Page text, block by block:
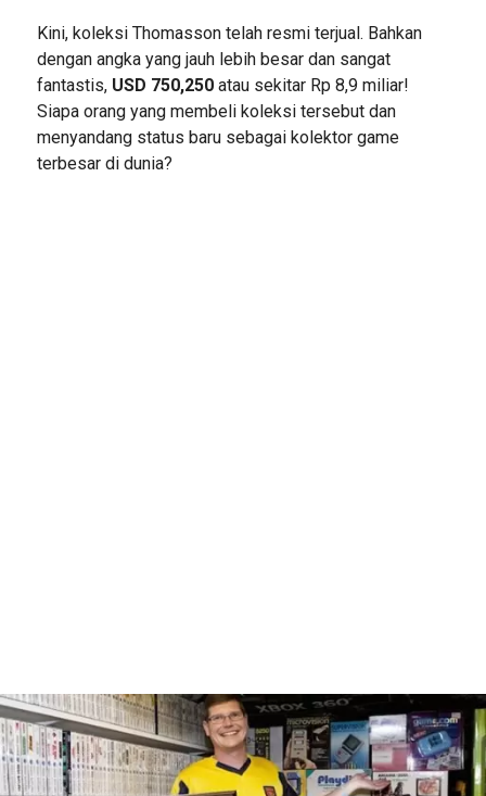
Kini, koleksi Thomasson telah resmi terjual. Bahkan
dengan angka yang jauh lebih besar dan sangat
fantastis, USD 750,250atau sekitar Rp 8,9 miliar!
Siapa orang yang membeli koleksi tersebut dan
menyandang status baru sebagai kolektor game
terbesar di dunia?